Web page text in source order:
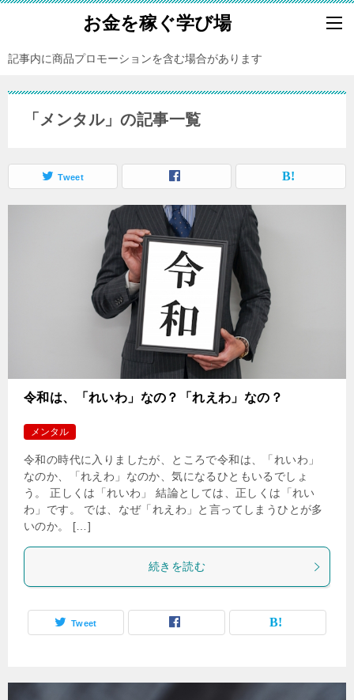
お金を稼ぐ学び場
記事内に商品プロモーションを含む場合があります
「メンタル」の記事一覧
Tweet
令和は、「れいわ」なの？「れえわ」なの？
メンタル
令和の時代に入りましたが、ところで令和は、「れいわ」
なのか、「れえわ」なのか、気になるひともいるでしょ
う。 正しくは「れいわ」 結論としては、正しくは「れい
わ」です。 では、なぜ「れえわ」と言ってしまうひとが多
いのか。 […]
続きを読む
Tweet